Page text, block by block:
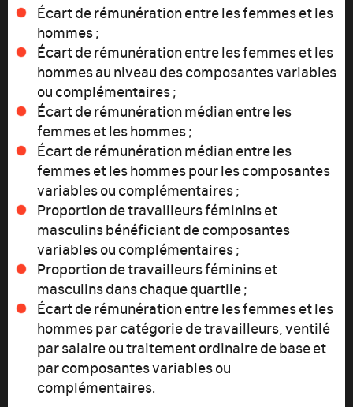
Écart de rémunération entre les femmes et les
hommes ;
Écart de rémunération entre les femmes et les
hommes au niveau des composantes variables
ou complémentaires ;
Écart de rémunération médian entre les
femmes et les hommes ;
Écart de rémunération médian entre les
femmes et les hommes pour les composantes
variables ou complémentaires ;
Proportion de travailleurs féminins et
masculins bénéficiant de composantes
variables ou complémentaires ;
Proportion de travailleurs féminins et
masculins dans chaque quartile ;
Écart de rémunération entre les femmes et les
hommes par catégorie de travailleurs, ventilé
par salaire ou traitement ordinaire de base et
par composantes variables ou
complémentaires.